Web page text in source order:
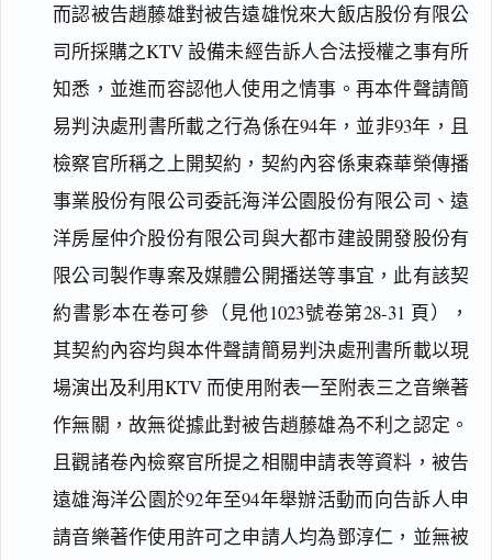
而認被告趙藤雄對被告遠雄悅來大飯店股份有限公
司所採購之KTV 設備未經告訴人合法授權之事有所
知悉，並進而容認他人使用之情事。再本件聲請簡
易判決處刑書所載之行為係在94年，並非93年，且
檢察官所稱之上開契約，契約內容係東森華榮傳播
事業股份有限公司委託海洋公園股份有限公司、遠
洋房屋仲介股份有限公司與大都市建設開發股份有
限公司製作專案及媒體公開播送等事宜，此有該契
約書影本在卷可參（見他1023號卷第28-31 頁），
其契約內容均與本件聲請簡易判決處刑書所載以現
場演出及利用KTV 而使用附表一至附表三之音樂著
作無關，故無從據此對被告趙藤雄為不利之認定。
且觀諸卷內檢察官所提之相關申請表等資料，被告
遠雄海洋公園於92年至94年舉辦活動而向告訴人申
請音樂著作使用許可之申請人均為鄧淳仁，並無被